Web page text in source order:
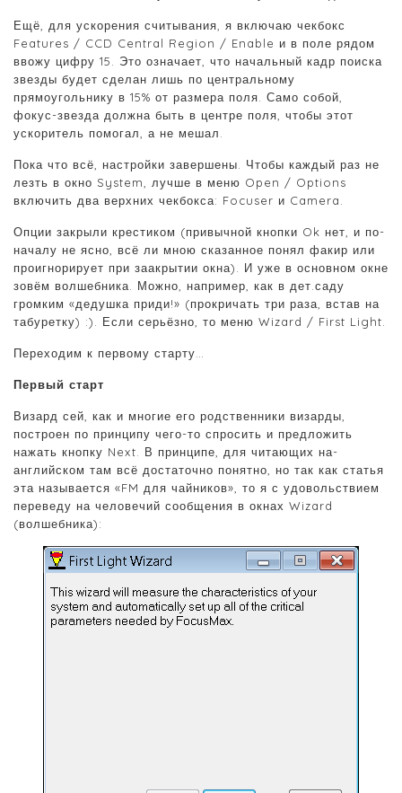
Ещё, для ускорения считывания, я включаю чекбокс
Features / CCD Central Region / Enable и в поле рядом
ввожу цифру 15. Это означает, что начальный кадр поиска
звезды будет сделан лишь по центральному
прямоугольнику в 15% от размера поля. Само собой,
фокус-звезда должна быть в центре поля, чтобы этот
ускоритель помогал, а не мешал.
Пока что всё, настройки завершены. Чтобы каждый раз не
лезть в окно System, лучше в меню Open / Options
включить два верхних чекбокса: Focuser и Camera.
Опции закрыли крестиком (привычной кнопки Ok нет, и по-
началу не ясно, всё ли мною сказанное понял факир или
проигнорирует при заакрытии окна). И уже в основном окне
зовём волшебника. Можно, например, как в дет.саду
громким «дедушка приди!» (прокричать три раза, встав на
табуретку) :). Если серьёзно, то меню Wizard / First Light.
Переходим к первому старту…
Первый старт
Визард сей, как и многие его родственники визарды,
построен по принципу чего-то спросить и предложить
нажать кнопку Next. В принципе, для читающих на-
английском там всё достаточно понятно, но так как статья
эта называется «FM для чайников», то я с удовольствием
переведу на человечий сообщения в окнах Wizard
(волшебника):